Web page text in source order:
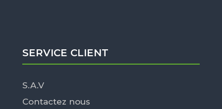
SERVICE CLIENT
S.A.V
Contactez nous